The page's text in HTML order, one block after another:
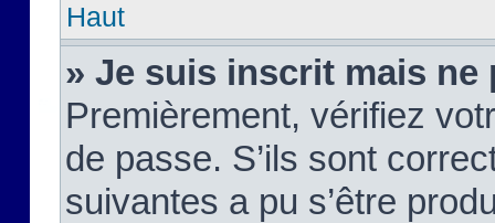
Haut
» Je suis inscrit mais ne
Premièrement, vérifiez
de passe. S’ils sont
suivantes a pu s’être